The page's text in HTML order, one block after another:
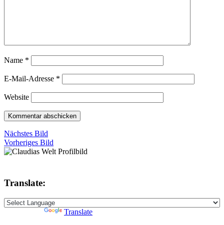
Name *
E-Mail-Adresse *
Website
Nächstes Bild
Vorheriges Bild
Translate:
Translate